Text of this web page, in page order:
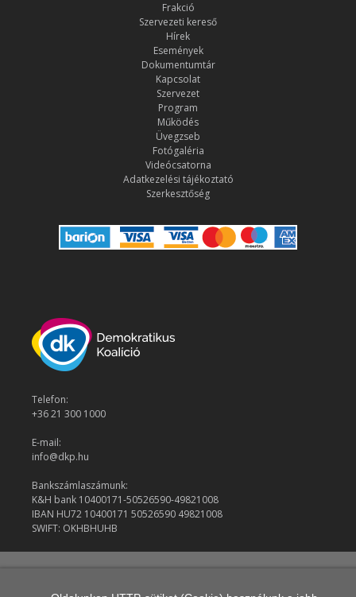
Frakció
Szervezeti kereső
Hírek
Események
Dokumentumtár
Kapcsolat
Szervezet
Program
Működés
Üvegzseb
Fotógaléria
Videócsatorna
Adatkezelési tájékoztató
Szerkesztőség
Telefon:
+36 21 300 1000
E-mail:
info@dkp.hu
Bankszámlaszámunk:
K&H bank 10400171-50526590-49821008
IBAN HU72 10400171 50526590 49821008
SWIFT: OKHBHUHB